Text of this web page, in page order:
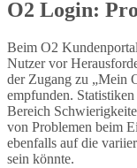
O2 Login:
Beim O2
Nutzer vor
der Zugang zu „Mein
empfunden.
Bereich
von Problemen beim
ebenfalls auf die
sein könnte.